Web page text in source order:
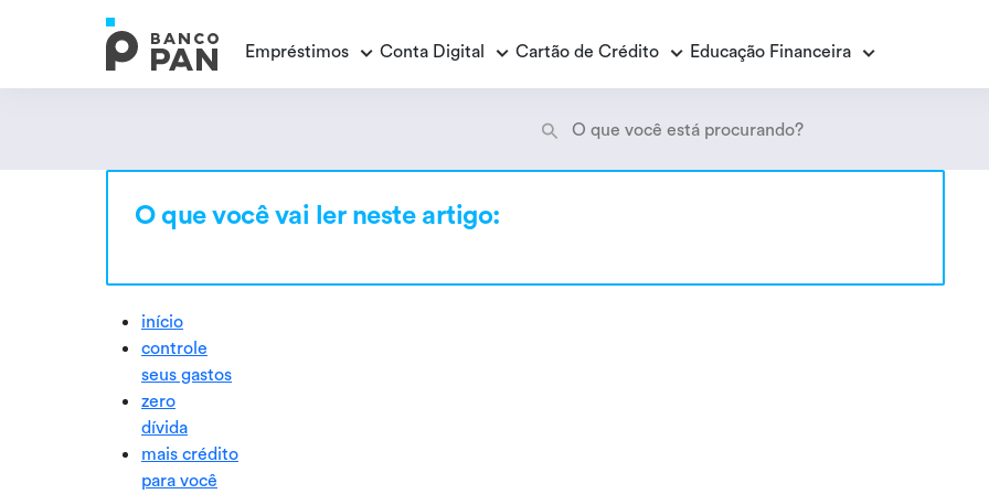
Empréstimos
Empréstimo Consignado
Conta Digital Cartão de Crédito Educação Financeira
Encontramos
O que você vai ler neste artigo:
início
controle
seus gastos
zero
dívida
mais crédito
para você